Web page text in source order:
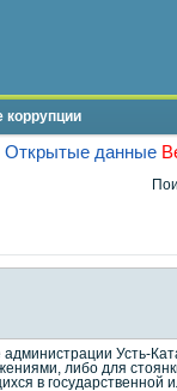
коррупции
Открытые данные
Усть-
либо для
в государственной